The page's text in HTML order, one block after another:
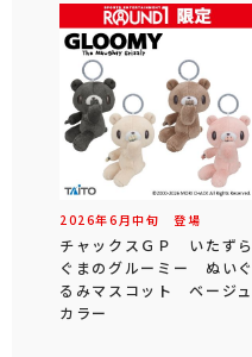
2026年6 月中旬 登場
チャックスＧＰ いたずら
ぐまのグルーミー ぬいぐ
るみマスコット ベージュ
カラー